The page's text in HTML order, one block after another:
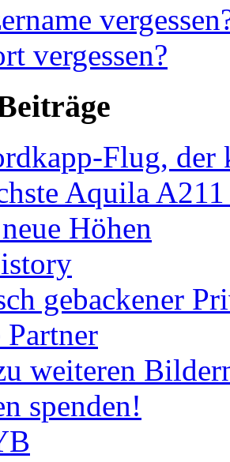
vergessen?
Flug, der
Aquila
Höhen
gebackener
Partner
weiteren
spenden!